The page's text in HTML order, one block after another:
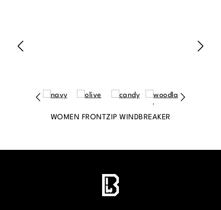
WOMEN FRONTZIP WINDBREAKER